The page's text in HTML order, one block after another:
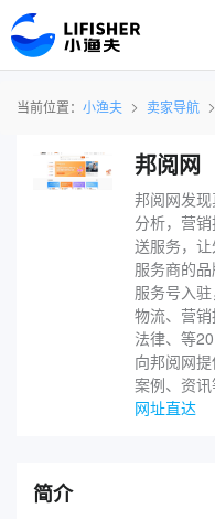
当前位置： 小渔夫 卖家导航
邦阅网
邦阅网发
分析，营
送服务，
服务商的
服务号入
物流、营销
法律、等
向邦阅网
案例、资讯
网址直达
简介